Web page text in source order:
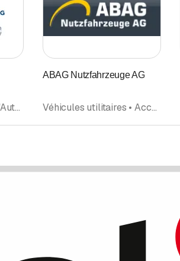
Garage • Commerce d'Automobiles neuves et d'occasion • Pneus • Occasions • Réparations • Accessoires et pièces détachées d'Automobiles • Carrosserie
ABAG Nutzfahrzeuge AG
Véhicules utilitaires • Accessoires et pièces détachées de Camion • Commerce d'Automobiles neuves et d'occasion • Construction de Véhicules • Garage